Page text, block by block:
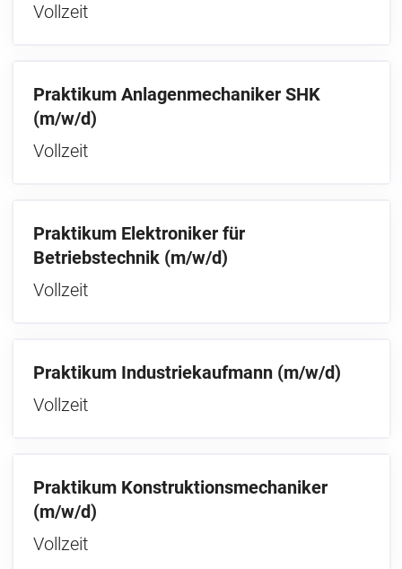
Vollzeit
Praktikum Anlagenmechaniker SHK
(m/w/d)
Vollzeit
Praktikum Elektroniker für
Betriebstechnik (m/w/d)
Vollzeit
Praktikum Industriekaufmann (m/w/d)
Vollzeit
Praktikum Konstruktionsmechaniker
(m/w/d)
Vollzeit